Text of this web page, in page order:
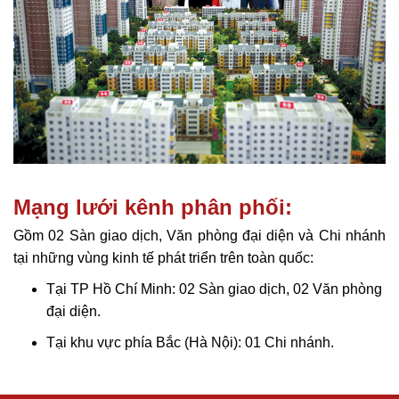
Mạng lưới kênh phân phối:
Gồm 02 Sàn giao dịch, Văn phòng đại diện và Chi nhánh
tại những vùng kinh tế phát triển trên toàn quốc:
Tại TP Hồ Chí Minh: 02 Sàn giao dịch, 02 Văn phòng
đại diện.
Tại khu vực phía Bắc (Hà Nội): 01 Chi nhánh.